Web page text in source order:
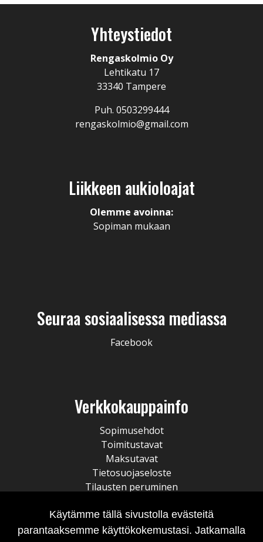
Yhteystiedot
Rengaskolmio Oy
Lehtikatu 17
33340 Tampere
Puh. 0503299444
rengaskolmio@gmail.com
Liikkeen aukioloajat
Olemme avoinna:
Sopiman mukaan
Seuraa sosiaalisessa mediassa
Facebook
Verkkokauppainfo
Sopimusehdot
Toimitustavat
Maksutavat
Tietosuojaseloste
Tilausten peruminen
Käytämme tällä sivustolla evästeitä
parantaaksemme käyttökokemustasi. Jatkamalla